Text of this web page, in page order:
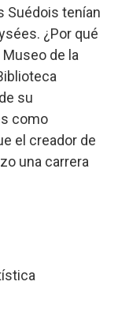
Suédois tenían
¿Por qué
de la
su
como
el creador de
una carrera